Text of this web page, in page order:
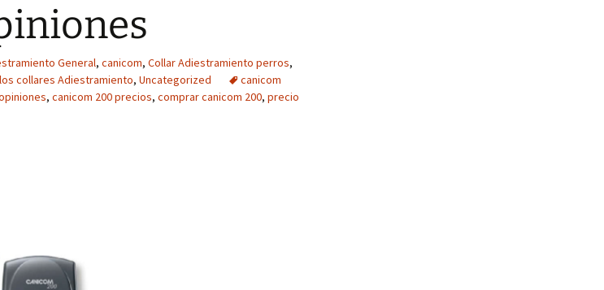
General, canicom, Collar Adiestramiento perros,
collares Adiestramiento, Uncategorized
canicom
, canicom 200 precios, comprar canicom 200, precio